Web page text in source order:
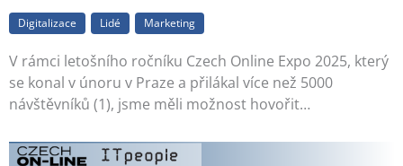
Digitalizace Lidé Marketing
V rámci letošního ročníku Czech Online Expo 2025, který
se konal v únoru v Praze a přilákal více než 5000
návštěvníků (1), jsme měli možnost hovořit…